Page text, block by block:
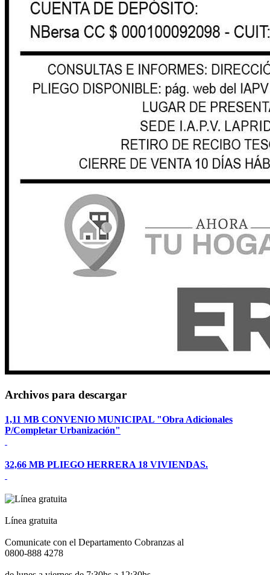
Archivos para descargar
1,11 MB CONVENIO MUNICIPAL "Obra Adicionales
P/Completar Urbanización"
32,66 MB PLIEGO HERRERA 18 VIVIENDAS.
Línea gratuita
Comunicate con el Departamento Cobranzas al
0800-888 4278